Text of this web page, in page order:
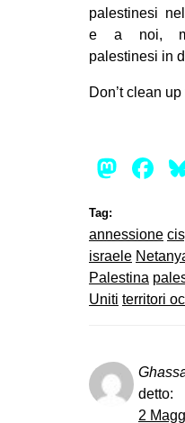
palestinesi
e a noi,
palestinesi in
Don’t clean
Tag:
annessione
israele
Palestina
Uniti territori
detto:
2